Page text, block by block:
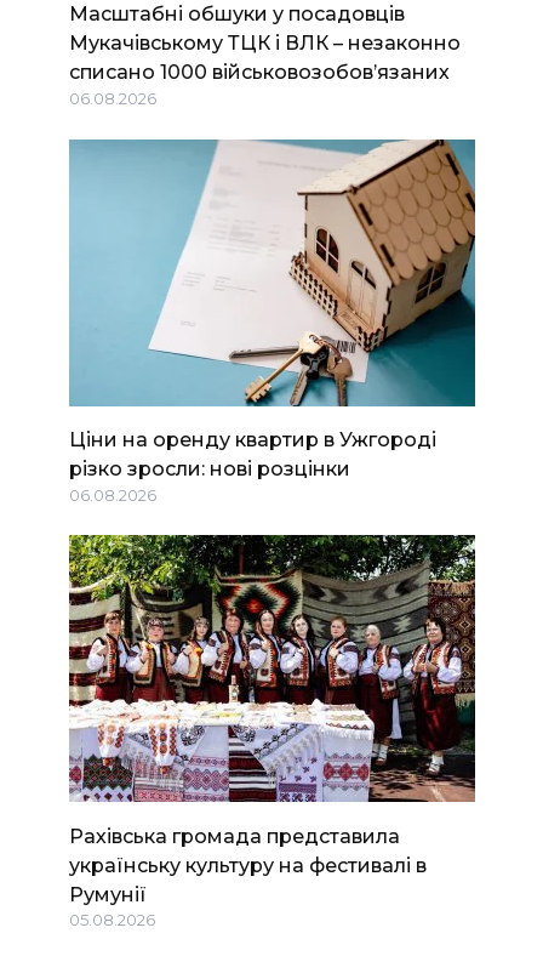
Масштабні обшуки у посадовців
Мукачівському ТЦК і ВЛК – незаконно
списано 1000 військовозобов’язаних
06.08.2026
Ціни на оренду квартир в Ужгороді
різко зросли: нові розцінки
06.08.2026
Рахівська громада представила
українську культуру на фестивалі в
Румунії
05.08.2026